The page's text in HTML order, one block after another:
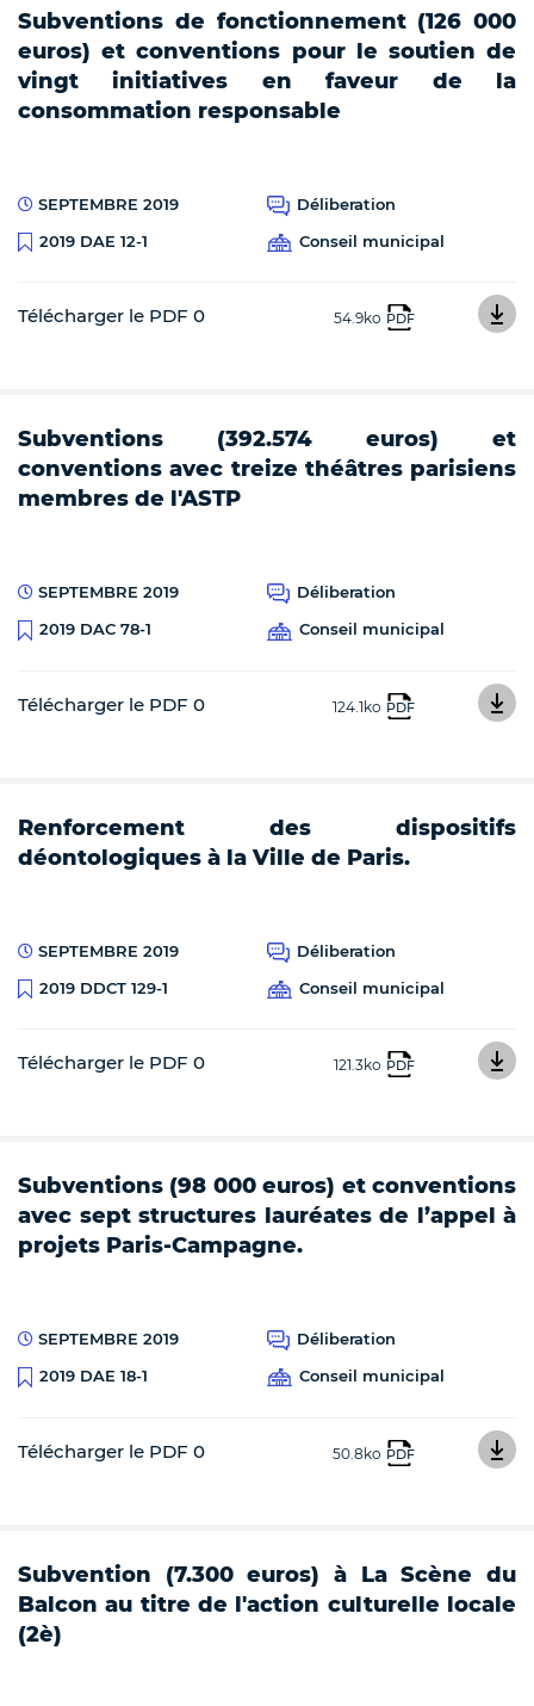
Subventions de fonctionnement (126 000
euros) et conventions pour le soutien de
vingt initiatives en faveur de la
consommation responsable
SEPTEMBRE 2019
Déliberation
2019 DAE 12-1
Conseil municipal
Télécharger le PDF 0 54.9ko PDF
Subventions (392.574 euros) et
conventions avec treize théâtres parisiens
membres de l'ASTP
SEPTEMBRE 2019
Déliberation
2019 DAC 78-1
Conseil municipal
Télécharger le PDF 0 124.1ko PDF
Renforcement des dispositifs
déontologiques à la Ville de Paris.
SEPTEMBRE 2019
Déliberation
2019 DDCT 129-1
Conseil municipal
Télécharger le PDF 0 121.3ko PDF
Subventions (98 000 euros) et conventions
avec sept structures lauréates de l’appel à
projets Paris-Campagne.
SEPTEMBRE 2019
Déliberation
2019 DAE 18-1
Conseil municipal
Télécharger le PDF 0 50.8ko PDF
Subvention (7.300 euros) à La Scène du
Balcon au titre de l'action culturelle locale
(2è)